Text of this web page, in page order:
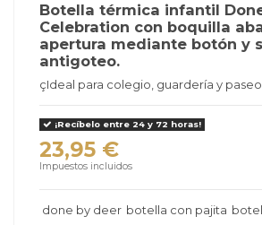
Botella térmica infantil
Celebration con boquilla
apertura mediante botón y
antigoteo.
çIdeal para colegio, guardería y
¡Recíbelo entre 24 y 72 horas!
23,95 €
Impuestos incluidos
done by deer botella con pajita